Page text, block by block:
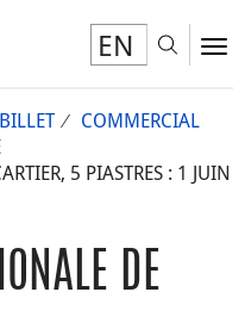
EN
BILLET
COMMERCIAL
5 PIASTRES : 1 JUIN
DE